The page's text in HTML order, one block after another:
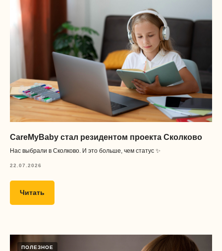
CareMyBaby стал резидентом проекта Сколково
Нас выбрали в Сколково. И это больше, чем статус ✨
22.07.2026
Читать
ПОЛЕЗНОЕ